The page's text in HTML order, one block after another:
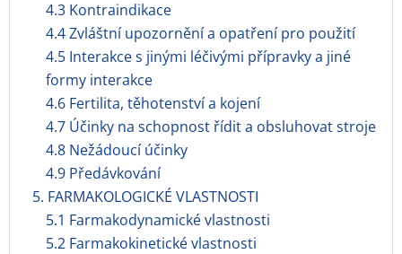
4.3 Kontraindikace
4.4 Zvláštní upozornění a opatření pro použití
4.5 Interakce s jinými léčivými přípravky a jiné
formy interakce
4.6 Fertilita, těhotenství a kojení
4.7 Účinky na schopnost řídit a obsluhovat stroje
4.8 Nežádoucí účinky
4.9 Předávkování
5. FARMAKOLOGICKÉ VLASTNOSTI
5.1 Farmakodynamické vlastnosti
5.2 Farmakokinetické vlastnosti